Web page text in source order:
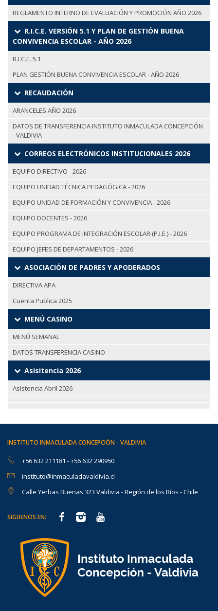
REGLAMENTO INTERNO DE EVALUACIÓN Y PROMOCIÓN AÑO 2026
R.I.C.E. VERSIÓN 5.1 Y PLAN DE GESTIÓN BUENA
CONVIVENCIA ESCOLAR - AÑO 2026
R.I.C.E. 5.1
PLAN GESTIÓN BUENA CONVIVENCIA ESCOLAR - AÑO 2026
RECAUDACIÓN
ARANCELES AÑO 2026
DATOS DE TRANSFERENCIA INSTITUTO INMACULADA CONCEPCIÓN
- VALDIVIA
CORREOS ELECTRÓNICOS INSTITUCIONALES 2026
EQUIPO DIRECTIVO - 2026
EQUIPO UNIDAD TÉCNICA PEDAGÓGICA - 2026
EQUIPO UNIDAD DE FORMACIÓN Y CONVIVENCIA - 2026
EQUIPO DOCENTES - 2026
EQUIPO PROGRAMA DE INTEGRACIÓN ESCOLAR (P.I.E.) - 2026
EQUIPO JEFES DE DEPARTAMENTOS - 2026
ASOCIACIÓN DE PADRES Y APODERADOS
DIRECTIVA APA
Cuenta Publica 2025
MENÚ CASINO
MENÚ SEMANAL
DATOS TRANSFERENCIA CASINO
Asisitencia 2026
Asistencia Abril 2026
INSTITUTO INMACULADA CONCEPCIÓN - VALDIVIA
+56 632 211181 -+56 632 290950
instituto@inmaculadavaldivia.cl
Calle Yerbas Buenas 323 Valdivia - Región de los Ríos - Chile
SIGUENOS EN: